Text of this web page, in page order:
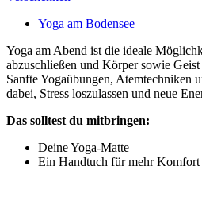
Yoga am Bodensee
Yoga am Abend ist die ideale
abzuschließen und Körper sowie
Sanfte Yogaübungen, Atemtechniken
dabei, Stress loszulassen und neue
Das solltest du mitbringen:
Deine Yoga-Matte
Ein Handtuch für mehr Komfort